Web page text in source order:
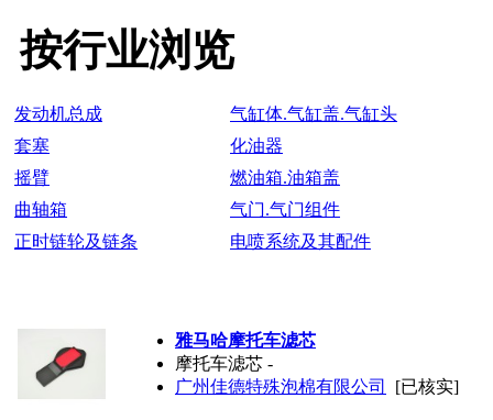
按行业浏览
发动机总成
气缸体.气缸盖.气缸头
套塞
化油器
摇臂
燃油箱.油箱盖
曲轴箱
气门.气门组件
正时链轮及链条
电喷系统及其配件
雅马哈摩托车滤芯
摩托车滤芯 -
广州佳德特殊泡棉有限公司
[已核实]